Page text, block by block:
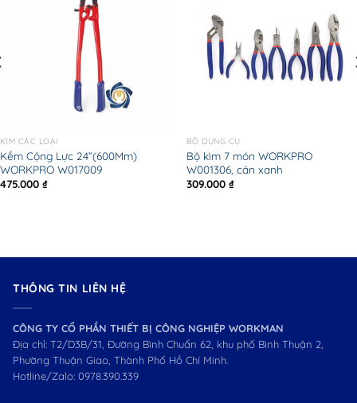
KÌM CÁC LOẠI
Kềm Cộng Lực 24”(600Mm)
WORKPRO W017009
475.000 ₫
BỘ DỤNG CỤ
Bộ kìm 7 món WORKPRO
W001306, cán xanh
309.000 ₫
THÔNG TIN LIÊN HỆ
CÔNG TY CỔ PHẦN THIẾT BỊ CÔNG NGHIỆP WORKMAN
Địa chỉ: T2/D3B/31, Đường Bình Chuẩn 62, khu phố Bình Thuận 2,
Phường Thuận Giao, Thành Phố Hồ Chí Minh.
Hotline/Zalo: 0978.390.339